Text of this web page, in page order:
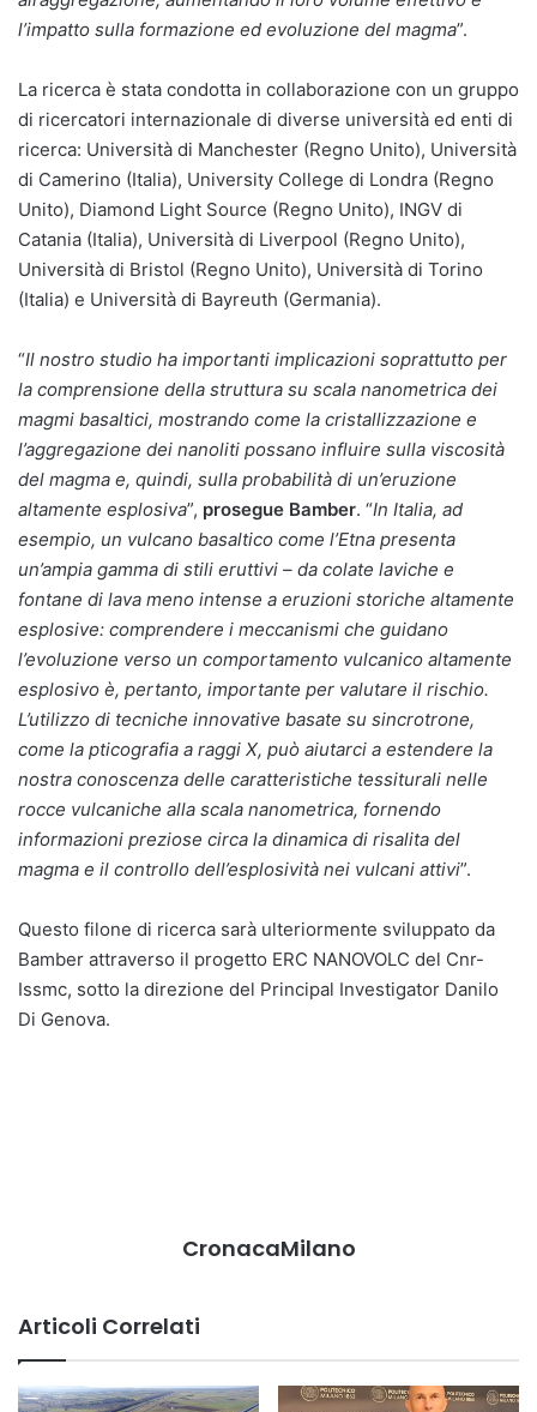
l’impatto sulla formazione ed evoluzione del magma”.
La ricerca è stata condotta in collaborazione con un gruppo
di ricercatori internazionale di diverse università ed enti di
ricerca: Università di Manchester (Regno Unito), Università
di Camerino (Italia), University College di Londra (Regno
Unito), Diamond Light Source (Regno Unito), INGV di
Catania (Italia), Università di Liverpool (Regno Unito),
Università di Bristol (Regno Unito), Università di Torino
(Italia) e Università di Bayreuth (Germania).
“Il nostro studio ha importanti implicazioni soprattutto per
la comprensione della struttura su scala nanometrica dei
magmi basaltici, mostrando come la cristallizzazione e
l’aggregazione dei nanoliti possano influire sulla viscosità
del magma e, quindi, sulla probabilità di un’eruzione
altamente esplosiva”, prosegue Bamber. “In Italia, ad
esempio, un vulcano basaltico come l’Etna presenta
un’ampia gamma di stili eruttivi – da colate laviche e
fontane di lava meno intense a eruzioni storiche altamente
esplosive: comprendere i meccanismi che guidano
l’evoluzione verso un comportamento vulcanico altamente
esplosivo è, pertanto, importante per valutare il rischio.
L’utilizzo di tecniche innovative basate su sincrotrone,
come la pticografia a raggi X, può aiutarci a estendere la
nostra conoscenza delle caratteristiche tessiturali nelle
rocce vulcaniche alla scala nanometrica, fornendo
informazioni preziose circa la dinamica di risalita del
magma e il controllo dell’esplosività nei vulcani attivi”.
Questo filone di ricerca sarà ulteriormente sviluppato da
Bamber attraverso il progetto ERC NANOVOLC del Cnr-
Issmc, sotto la direzione del Principal Investigator Danilo
Di Genova.
CronacaMilano
Articoli Correlati